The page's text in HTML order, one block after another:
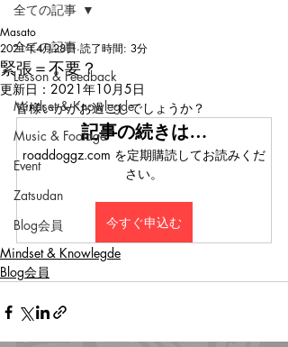
全ての記事
Lesson & Feedback
Mindset & Knowlegde
Music & Footage
Event
Zatsudan
Blog会員
全ての記事
緊張＝不要？
Masato
2021年4月28日 読了時間: 3分
更新日： 2021年10月5日
皆様いかがお過ごしでしょうか？
記事の続きは…
roaddoggz.com を定期購読してお読みくだ
さい。
今すぐ申込む
Mindset & Knowlegde
Blog会員